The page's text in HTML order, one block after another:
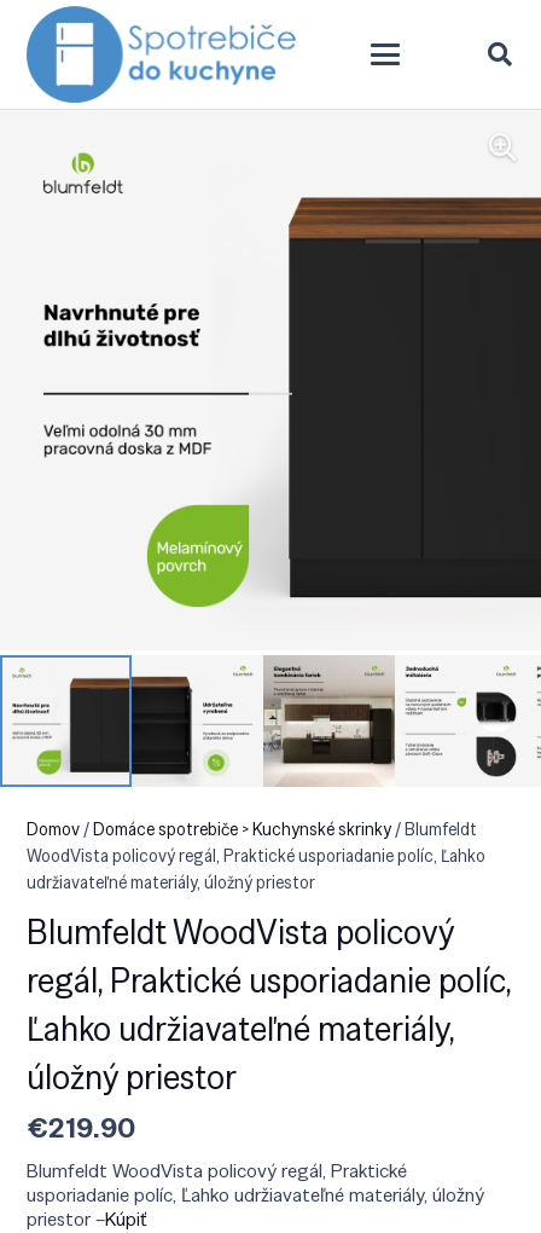
Domov/Domáce spotrebiče > Kuchynské skrinky/ Blumfeldt
WoodVista policový regál, Praktické usporiadanie políc, Ľahko
udržiavateľné materiály, úložný priestor
Blumfeldt WoodVista policový
regál, Praktické usporiadanie políc,
Ľahko udržiavateľné materiály,
úložný priestor
€219.90
Blumfeldt WoodVista policový regál, Praktické
usporiadanie políc, Ľahko udržiavateľné materiály, úložný
priestor –Kúpiť